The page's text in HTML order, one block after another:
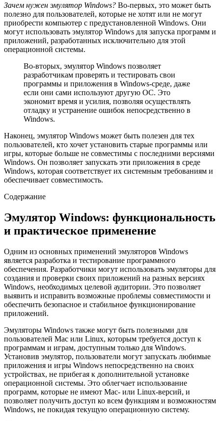
Зачем нужен эмулятор Windows? Во-первых, это может быть
полезно для пользователей, которые не хотят или не могут
приобрести компьютер с предустановленной Windows. Они
могут использовать эмулятор Windows для запуска программ и
приложений, разработанных исключительно для этой
операционной системы.
Во-вторых, эмулятор Windows позволяет
разработчикам проверять и тестировать свои
программы и приложения в Windows-среде, даже
если они сами используют другую ОС. Это
экономит время и усилия, позволяя осуществлять
отладку и устранение ошибок непосредственно в
Windows.
Наконец, эмулятор Windows может быть полезен для тех
пользователей, кто хочет установить старые программы или
игры, которые больше не совместимы с последними версиями
Windows. Он позволяет запускать эти приложения в среде
Windows, которая соответствует их системным требованиям и
обеспечивает совместимость.
Содержание
Эмулятор Windows: функциональность
и практическое применение
Одним из основных применений эмуляторов Windows
является разработка и тестирование программного
обеспечения. Разработчики могут использовать эмуляторы для
создания и проверки своих приложений на разных версиях
Windows, необходимых целевой аудитории. Это позволяет
выявить и исправить возможные проблемы совместимости и
обеспечить безопасное и стабильное функционирование
приложений.
Эмуляторы Windows также могут быть полезными для
пользователей Mac или Linux, которым требуется доступ к
программам и играм, доступным только для Windows.
Установив эмулятор, пользователи могут запускать любимые
приложения и игры Windows непосредственно на своих
устройствах, не прибегая к дополнительной установке
операционной системы. Это облегчает использование
программ, которые не имеют Mac- или Linux-версий, и
позволяет получить доступ ко всем функциям и возможностям
Windows, не покидая текущую операционную систему.